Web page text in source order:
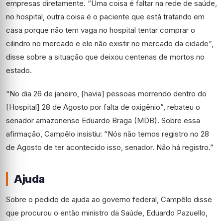
empresas diretamente. “Uma coisa é faltar na rede de saúde,
no hospital, outra coisa é o paciente que está tratando em
casa porque não tem vaga no hospital tentar comprar o
cilindro no mercado e ele não existir no mercado da cidade”,
disse sobre a situação que deixou centenas de mortos no
estado.
“No dia 26 de janeiro, [havia] pessoas morrendo dentro do
[Hospital] 28 de Agosto por falta de oxigênio”, rebateu o
senador amazonense Eduardo Braga (MDB). Sobre essa
afirmação, Campêlo insistiu: “Nós não temos registro no 28
de Agosto de ter acontecido isso, senador. Não há registro.”
Ajuda
Sobre o pedido de ajuda ao governo federal, Campêlo disse
que procurou o então ministro da Saúde, Eduardo Pazuello,